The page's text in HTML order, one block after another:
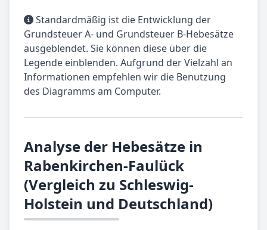
Standardmäßig ist die Entwicklung der
Grundsteuer A- und Grundsteuer B-Hebesätze
ausgeblendet. Sie können diese über die
Legende einblenden. Aufgrund der Vielzahl an
Informationen empfehlen wir die Benutzung
des Diagramms am Computer.
Analyse der Hebesätze in
Rabenkirchen-Faulück
(Vergleich zu Schleswig-
Holstein und Deutschland)